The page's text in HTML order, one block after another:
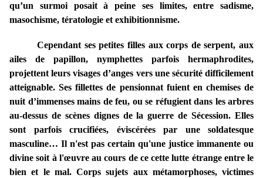
qu’un surmoi posait à peine ses limites, entre sadisme,
masochisme, tératologie et exhibitionnisme.
Cependant ses petites filles aux corps de serpent, aux
ailes de papillon, nymphettes parfois hermaphrodites,
projettent leurs visages d’anges vers une sécurité difficilement
atteignable. Ses fillettes de pensionnat fuient en chemises de
nuit d’immenses mains de feu, ou se réfugient dans les arbres
au-dessus de scènes dignes de la guerre de Sécession. Elles
sont parfois crucifiées, éviscérées par une soldatesque
masculine… Il n'est pas certain qu'une justice immanente ou
divine soit à l'œuvre au cours de ce cette lutte étrange entre le
bien et le mal. Corps sujets aux métamorphoses, victimes